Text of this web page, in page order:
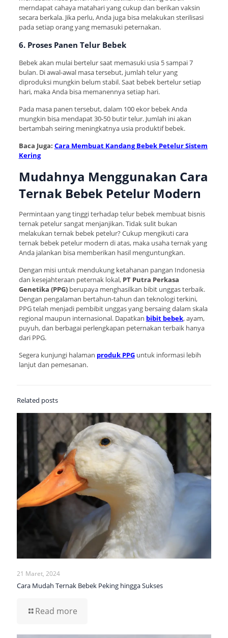
merndapat cahaya matahari yang cukup dan berikan vaksin
secara berkala. Jika perlu, Anda juga bisa melakukan sterilisasi
pada setiap orang yang memasuki peternakan.
6. Proses Panen Telur Bebek
Bebek akan mulai bertelur saat memasuki usia 5 sampai 7
bulan. Di awal-awal masa tersebut, jumlah telur yang
diproduksi mungkin belum stabil. Saat bebek bertelur setiap
hari, maka Anda bisa memanennya setiap hari.
Pada masa panen tersebut, dalam 100 ekor bebek Anda
mungkin bisa mendapat 30-50 butir telur. Jumlah ini akan
bertambah seiring meningkatnya usia produktif bebek.
Baca Juga: Cara Membuat Kandang Bebek Petelur Sistem
Kering
Mudahnya Menggunakan Cara
Ternak Bebek Petelur Modern
Permintaan yang tinggi terhadap telur bebek membuat bisnis
ternak petelur sangat menjanjikan. Tidak sulit bukan
melakukan ternak bebek petelur? Cukup mengikuti cara
ternak bebek petelur modern di atas, maka usaha ternak yang
Anda jalankan bisa memberikan hasil menguntungkan.
Dengan misi untuk mendukung ketahanan pangan Indonesia
dan kesejahteraan peternak lokal, PT Putra Perkasa
Genetika (PPG)berupaya menghasilkan bibit unggas terbaik.
Dengan pengalaman bertahun-tahun dan teknologi terkini,
PPG telah menjadi pembibit unggas yang bersaing dalam skala
regional maupun internasional. Dapatkan bibit bebek, ayam,
puyuh, dan berbagai perlengkapan peternakan terbaik hanya
dari PPG.
Segera kunjungi halaman produk PPGuntuk informasi lebih
lanjut dan pemesanan.
Related posts
21 Maret, 2024
Cara Mudah Ternak Bebek Peking hingga Sukses
Read more